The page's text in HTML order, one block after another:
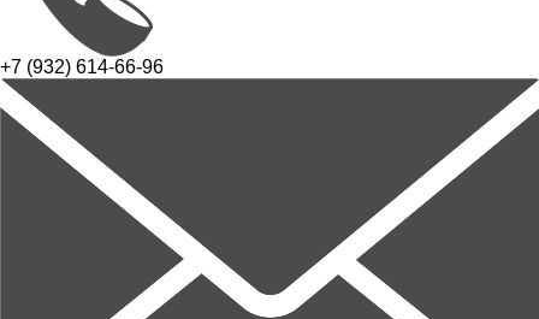
+7 (932) 614-66-96